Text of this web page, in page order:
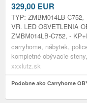
329,00 EUR
TYP: ZMBM014LB-
VR. LED OSVETLENIA
ZMBM014LB-C752, -
carryhome, nábytek,
kompletné obývacie
xxxlutz.sk
Podobne ako Carryhome